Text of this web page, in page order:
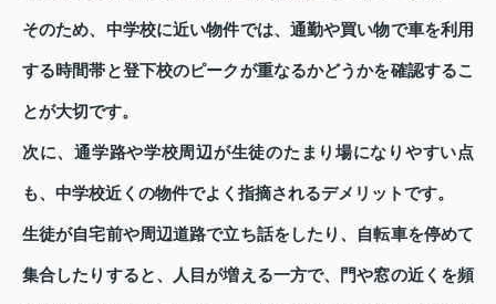
そのため、中学校に近い物件では、通勤や買い物で車を利用
する時間帯と登下校のピークが重なるかどうかを確認するこ
とが大切です。
次に、通学路や学校周辺が生徒のたまり場になりやすい点
も、中学校近くの物件でよく指摘されるデメリットです。
生徒が自宅前や周辺道路で立ち話をしたり、自転車を停めて
集合したりすると、人目が増える一方で、門や窓の近くを頻